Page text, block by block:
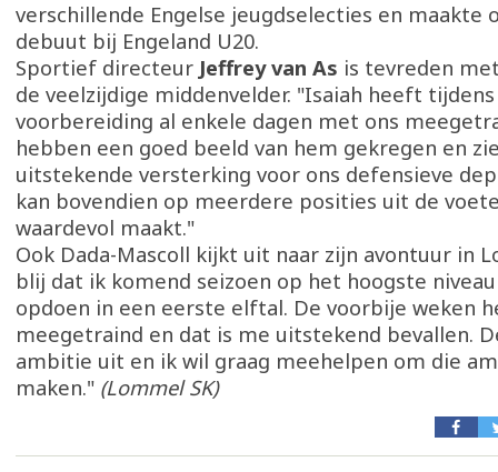
verschillende Engelse jeugdselecties en maakte
debuut bij Engeland U20.
Sportief directeur Jeffrey van As is tevreden
de veelzijdige middenvelder. "Isaiah heeft
voorbereiding al enkele dagen met ons
hebben een goed beeld van hem gekregen en
uitstekende versterking voor ons defensieve
kan bovendien op meerdere posities uit de
waardevol maakt."
Ook Dada-Mascoll kijkt uit naar zijn avontuur in
blij dat ik komend seizoen op het hoogste
opdoen in een eerste elftal. De voorbije weken
meegetraind en dat is me uitstekend bevallen.
ambitie uit en ik wil graag meehelpen om die
maken." (Lommel SK)